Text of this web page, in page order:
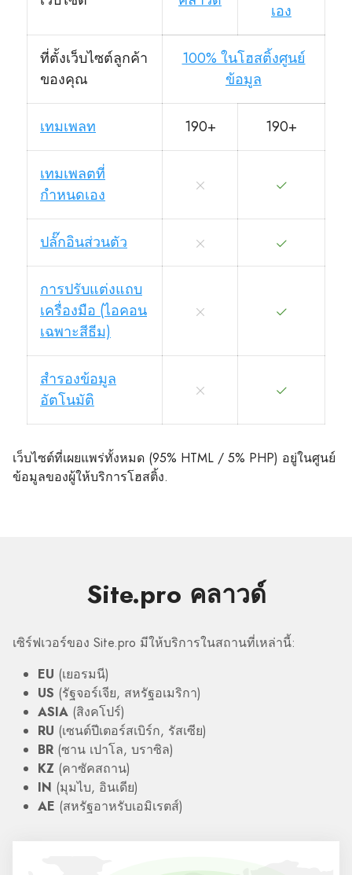
เอง
ที่ตั้งเว็บไซต์ลูกค้า
ของคุณ
100% ในโฮสติ้งศูนย์
ข้อมูล
เทมเพลท 190+ 190+
เทมเพลตที่
กำหนดเอง
ปลั๊กอินส่วนตัว
การปรับแต่งแถบ
เครื่องมือ (ไอคอน
เฉพาะสีธีม)
สำรองข้อมูล
อัตโนมัติ
เว็บไซต์ที่เผยแพร่ทั้งหมด (95% HTML / 5% PHP) อยู่ในศูนย์
ข้อมูลของผู้ให้บริการโฮสติ้ง.
Site.pro คลาวด์
เซิร์ฟเวอร์ของ Site.pro มีให้บริการในสถานที่เหล่านี้:
EU (เยอรมนี)
US (รัฐจอร์เจีย, สหรัฐอเมริกา)
ASIA (สิงคโปร์)
RU (เซนต์ปีเตอร์สเบิร์ก, รัสเซีย)
BR (ซาน เปาโล, บราซิล)
KZ (คาซัคสถาน)
IN (มุมไบ, อินเดีย)
AE (สหรัฐอาหรับเอมิเรตส์)